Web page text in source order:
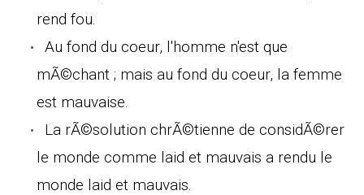
rend fou.
Au fond du coeur, l'homme n'est que
mÃ©chant ; mais au fond du coeur, la femme
est mauvaise.
La rÃ©solution chrÃ©tienne de considÃ©rer
le monde comme laid et mauvais a rendu le
monde laid et mauvais.